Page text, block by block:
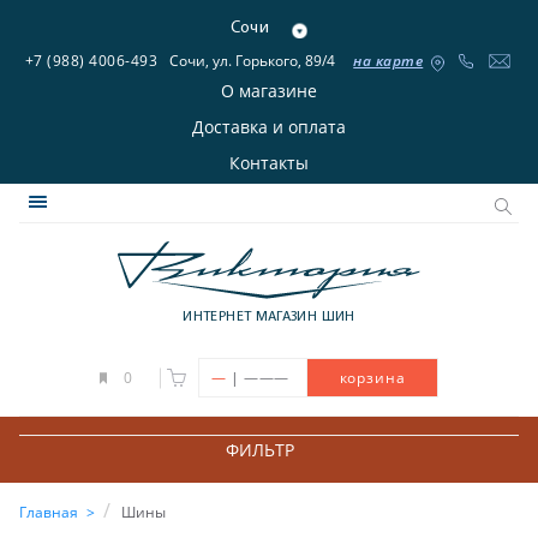
Сочи
+7 (988) 4006-493 Сочи, ул. Горького, 89/4 на карте
О магазине
Доставка и оплата
Контакты
ИНТЕРНЕТ МАГАЗИН ШИН
0 — | ——— корзина
ФИЛЬТР
Главная Шины